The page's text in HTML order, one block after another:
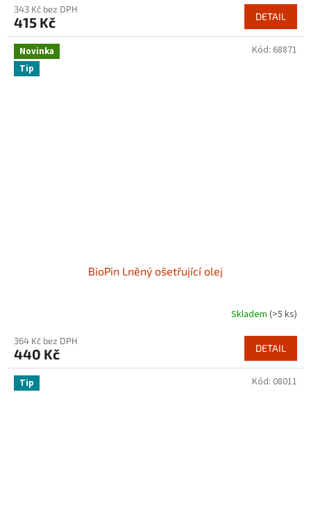
343 Kč bez DPH
415 Kč DETAIL
Novinka
Tip
BioPin Lněný ošetřující olej
Skladem (>5 ks)
364 Kč bez DPH
440 Kč DETAIL
Kód: 68871
Tip Kód: 08011